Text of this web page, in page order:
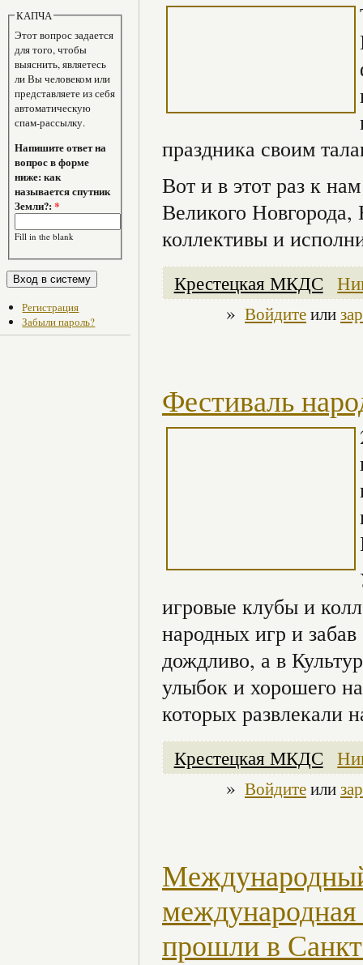
КАПЧА
Этот вопрос задается
для того, чтобы
выяснить, являетесь
ли Вы человеком или
представляете из себя
автоматическую
спам-рассылку.
Напишите ответ на
вопрос в форме
ниже: как
называется спутник
Земли?:*
Fill in the blank
Регистрация
Забыли пароль?
праздника своим
Вот и в этот раз к
Великого
коллективы и
Крестецкая МКДС
» Войдитеили
Фестиваль
игровые клубы и
народных игр и
дождливо, а в
улыбок и хорошего
которых развлекали
Крестецкая МКДС
» Войдитеили
прошли в